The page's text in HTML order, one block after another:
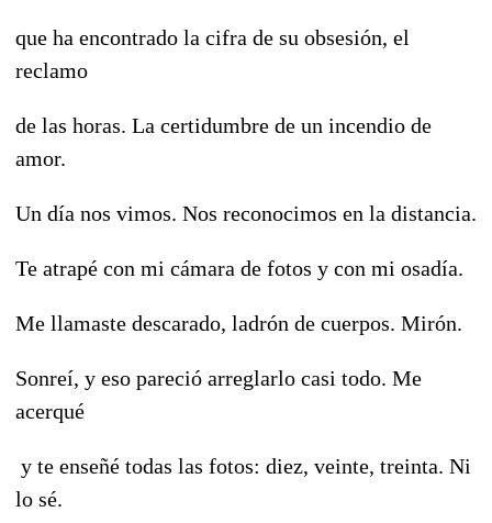
que ha encontrado la cifra de su obsesión, el
reclamo
de las horas. La certidumbre de un incendio de
amor.
Un día nos vimos. Nos reconocimos en la distancia.
Te atrapé con mi cámara de fotos y con mi osadía.
Me llamaste descarado, ladrón de cuerpos. Mirón.
Sonreí, y eso pareció arreglarlo casi todo. Me
acerqué
y te enseñé todas las fotos: diez, veinte, treinta. Ni
lo sé.